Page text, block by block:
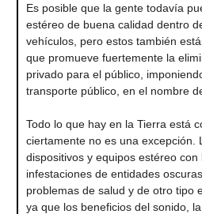
Es posible que la gente todavía
estéreo de buena calidad dentro
vehículos, pero estos también
que promueve fuertemente la
privado para el público,
transporte público, en el nombre
Todo lo que hay en la Tierra está
ciertamente no es una excepción.
dispositivos y equipos estéreo
infestaciones de entidades
problemas de salud y de otro tipo
ya que los beneficios del sonido,